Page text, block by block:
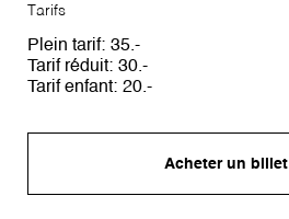
Tarifs
Plein tarif 35
Tarif réduit 30
Tarif enfant 20
Acheter un billet